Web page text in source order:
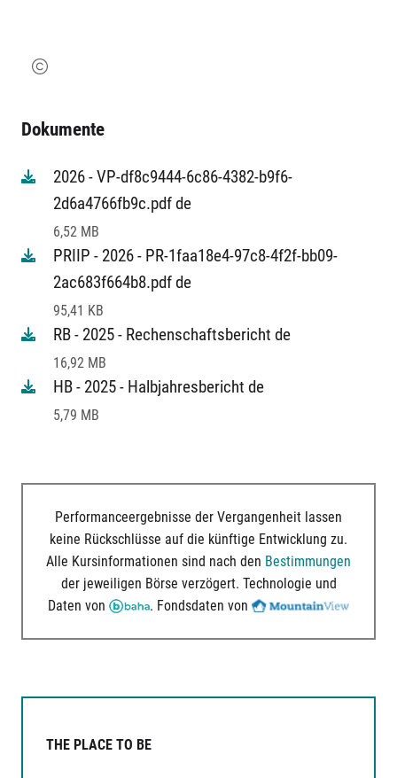
Dokumente
2026 - VP-df8c9444-6c86-4382-b9f6-
2d6a4766fb9c.pdf de
6,52 MB
PRIIP - 2026 - PR-1faa18e4-97c8-4f2f-bb09-
2ac683f664b8.pdf de
95,41 KB
RB - 2025 - Rechenschaftsbericht de
16,92 MB
HB - 2025 - Halbjahresbericht de
5,79 MB
Performanceergebnisse der Vergangenheit lassen
keine Rückschlüsse auf die künftige Entwicklung zu.
Alle Kursinformationen sind nach den Bestimmungen
der jeweiligen Börse verzögert. Technologie und
Daten von
. Fondsdaten von
THE PLACE TO BE